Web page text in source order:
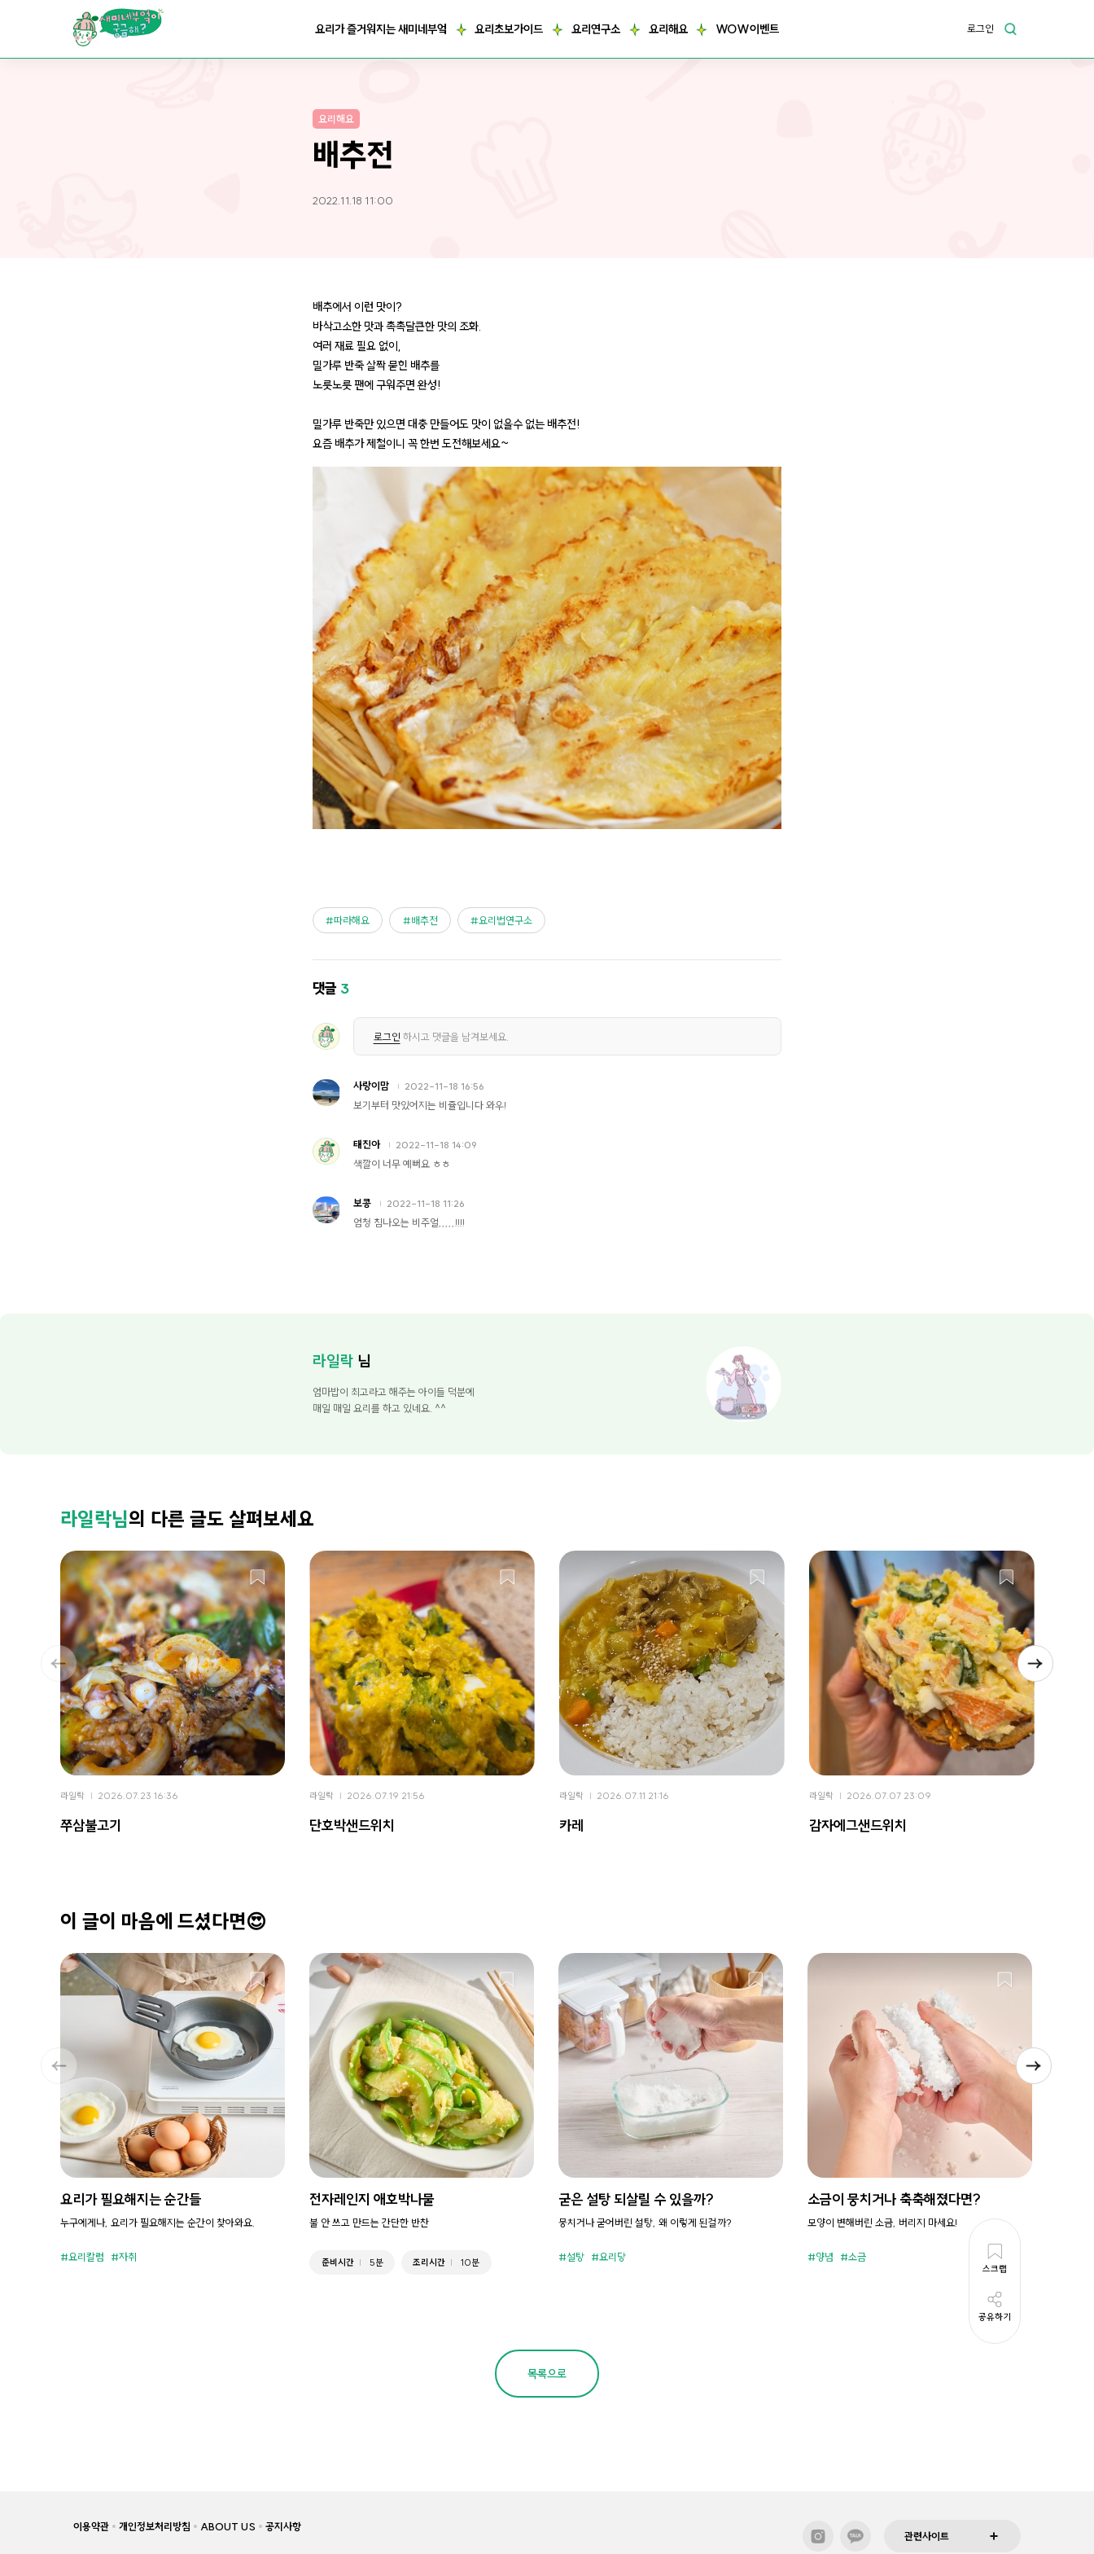
요리가 즐거워지는 새미네부엌 요리초보가이드 요리연구소 요리해요 WOW이벤트 로그인
스크랩
공유하기
요리해요
배추전
2022.11.18 11:00
배추에서 이런 맛이?
바삭고소한 맛과 촉촉달큰한 맛의 조화.
여러 재료 필요 없이,
밀가루 반죽 살짝 묻힌 배추를
노릇노릇 팬에 구워주면 완성!
밀가루 반죽만 있으면 대충 만들어도 맛이 없을수 없는 배추전!
요즘 배추가 제철이니 꼭 한번 도전해보세요~
따라해요 배추전 요리법연구소
댓글 3
로그인 하시고 댓글을 남겨보세요.
사랑이맘 2022-11-18 16:56
보기부터 맛있어지는 비쥴입니다 와우!
태진아 2022-11-18 14:09
색깔이 너무 예뻐요 ㅎㅎ
보콩 2022-11-18 11:26
엄청 침나오는 비주얼,,,,,!!!!
라일락 님
엄마밥이 최고라고 해주는 아이들 덕분에
매일 매일 요리를 하고 있네요. ^^
라일락님의 다른 글도 살펴보세요
라일락 2026.07.23 16:36
쭈삼불고기
라일락 2026.07.19 21:56
단호박샌드위치
라일락 2026.07.11 21:16
카레
라일락 2026.07.07 23:09
감자에그샌드위치
이 글이 마음에 드셨다면😍
요리가 필요해지는 순간들
누구에게나, 요리가 필요해지는 순간이 찾아와요.
요리칼럼 자취
전자레인지 애호박나물
불 안 쓰고 만드는 간단한 반찬
준비시간 5분 조리시간 10분
굳은 설탕 되살릴 수 있을까?
뭉치거나 굳어버린 설탕, 왜 이렇게 된걸까?
설탕 요리당
소금이 뭉치거나 축축해졌다면?
모양이 변해버린 소금, 버리지 마세요!
양념 소금
목록으로
이용약관 개인정보처리방침 ABOUT US 공지사항
관련사이트